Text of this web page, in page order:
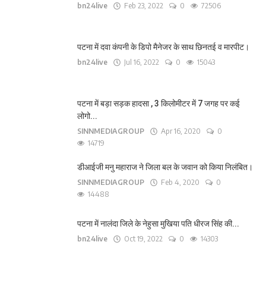
bn24live Feb 23, 2022 0 72506
पटना में दवा कंपनी के डिपो मैनेजर के साथ छिनतई व मारपीट।
bn24live Jul 16, 2022 0 15043
पटना में बड़ा सड़क हादसा , 3 किलोमीटर में 7 जगह पर कई
लोगो...
SINNMEDIAGROUP Apr 16, 2020
0
14719
डीआईजी मनु महाराज ने जिला बल के जवान को किया निलंबित।
SINNMEDIAGROUP Feb 4, 2020
0
14488
पटना में नालंदा जिले के नेहुसा मुखिया पति धीरज सिंह की...
bn24live Oct 19, 2022 0 14303